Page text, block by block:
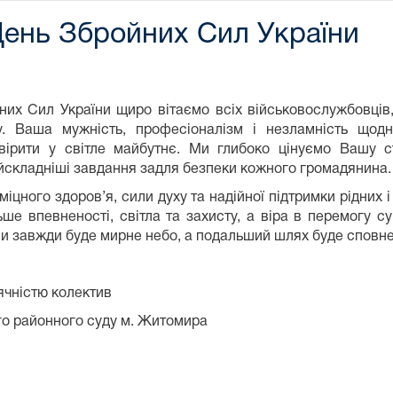
Збройних Сил України
Сил України щиро вітаємо всіх
Ваша мужність, професіоналізм і незламність
у світле майбутнє. Ми глибоко цінуємо Вашу
завдання задля безпеки кожного громадянина.
здоров’я, сили духу та надійної підтримки
впевненості, світла та захисту, а віра в перемогу
завжди буде мирне небо, а подальший шлях буде
колектив
районного суду м. Житомира